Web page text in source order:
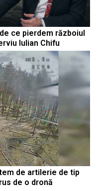
ce pierdem războiul
Iulian Chifu
de artilerie de tip
de o dronă